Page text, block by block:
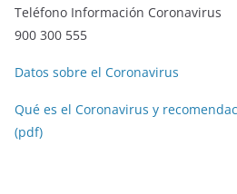
Teléfono Información Coronavirus
900 300 555
Datos sobre el Coronavirus
Qué es el Coronavirus y
(pdf)